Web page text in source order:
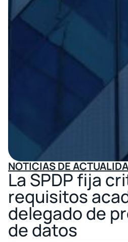
NOTICIAS DE
La SPDP fija
requisitos
delegado de
de datos